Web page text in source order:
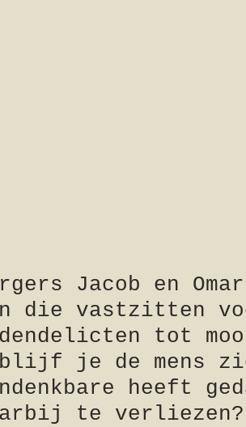
Jacob en Omar
die vastzitten
tot
blijf je de mens
heeft
te verliezen?